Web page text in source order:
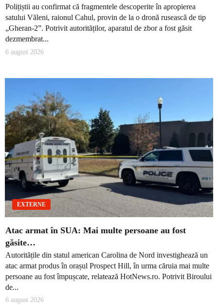
Polițiștii au confirmat că fragmentele descoperite în apropierea
satului Văleni, raionul Cahul, provin de la o dronă rusească de tip
„Gheran-2”. Potrivit autorităților, aparatul de zbor a fost găsit
dezmembrat...
6 august 2026
EXTERNE
Atac armat în SUA: Mai multe persoane au fost
găsite…
Autoritățile din statul american Carolina de Nord investighează un
atac armat produs în orașul Prospect Hill, în urma căruia mai multe
persoane au fost împușcate, relatează HotNews.ro. Potrivit Biroului
de...
6 august 2026